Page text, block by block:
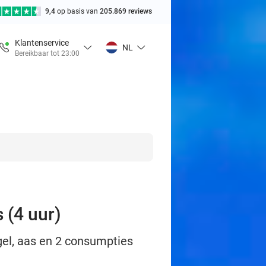
9,4 op basis van 205.869 reviews
Klantenservice
Bereikbaar tot 23:00
NL
(4 uur)
aas en 2 consumpties